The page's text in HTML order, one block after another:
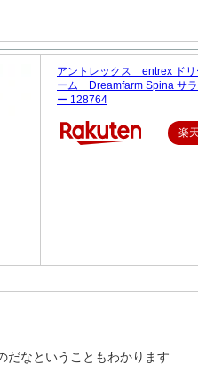
アントレックス entrex ドリ
ーム Dreamfarm Spina サ
ー 128764
楽
だなということもわかります